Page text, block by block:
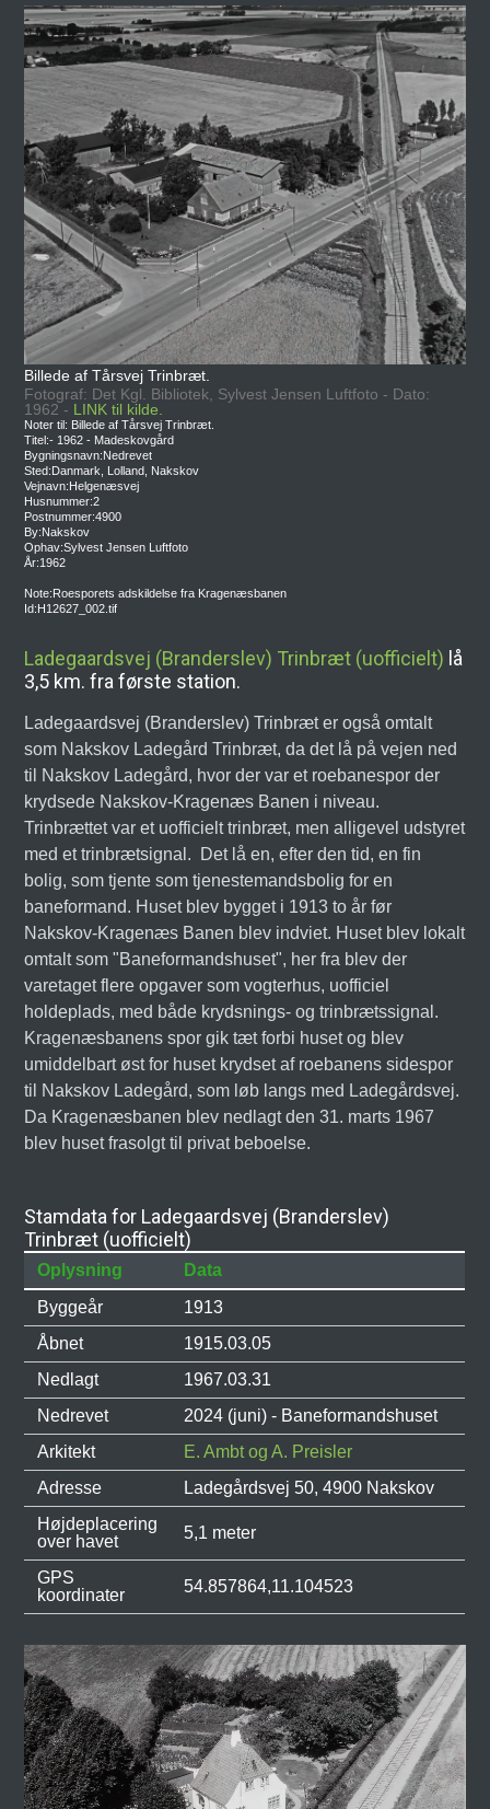
Billede af Tårsvej Trinbræt.
Fotograf: Det Kgl. Bibliotek, Sylvest Jensen Luftfoto - Dato:
1962 - LINK til kilde.
Noter til: Billede af Tårsvej Trinbræt.
Titel:- 1962 - Madeskovgård
Bygningsnavn:Nedrevet
Sted:Danmark, Lolland, Nakskov
Vejnavn:Helgenæsvej
Husnummer:2
Postnummer:4900
By:Nakskov
Ophav:Sylvest Jensen Luftfoto
År:1962
Note:Roesporets adskildelse fra Kragenæsbanen
Id:H12627_002.tif
Ladegaardsvej (Branderslev) Trinbræt (uofficielt) lå
3,5 km. fra første station.
Ladegaardsvej (Branderslev) Trinbræt er også omtalt
som Nakskov Ladegård Trinbræt, da det lå på vejen ned
til Nakskov Ladegård, hvor der var et roebanespor der
krydsede Nakskov-Kragenæs Banen i niveau.
Trinbrættet var et uofficielt trinbræt, men alligevel udstyret
med et trinbrætsignal. Det lå en, efter den tid, en fin
bolig, som tjente som tjenestemandsbolig for en
baneformand. Huset blev bygget i 1913 to år før
Nakskov-Kragenæs Banen blev indviet. Huset blev lokalt
omtalt som "Baneformandshuset", her fra blev der
varetaget flere opgaver som vogterhus, uofficiel
holdeplads, med både krydsnings- og trinbrætssignal.
Kragenæsbanens spor gik tæt forbi huset og blev
umiddelbart øst for huset krydset af roebanens sidespor
til Nakskov Ladegård, som løb langs med Ladegårdsvej.
Da Kragenæsbanen blev nedlagt den 31. marts 1967
blev huset frasolgt til privat beboelse.
Stamdata for Ladegaardsvej (Branderslev)
Trinbræt (uofficielt)
Oplysning
Data
Byggeår
1913
Åbnet
1915.03.05
Nedlagt
1967.03.31
Nedrevet
2024 (juni) - Baneformandshuset
Arkitekt
E. Ambt og A. Preisler
Adresse
Ladegårdsvej 50, 4900 Nakskov
Højdeplacering
over havet
5,1 meter
GPS
koordinater
54.857864,11.104523